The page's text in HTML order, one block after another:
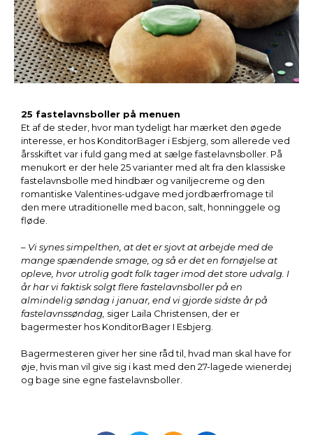
25 fastelavnsboller på menuen
Et af de steder, hvor man tydeligt har mærket den øgede
interesse, er hos KonditorBager i Esbjerg, som allerede ved
årsskiftet var i fuld gang med at sælge fastelavnsboller. På
menukort er der hele 25 varianter med alt fra den klassiske
fastelavnsbolle med hindbær og vaniljecreme og den
romantiske Valentines-udgave med jordbærfromage til
den mere utraditionelle med bacon, salt, honninggele og
fløde.
– Vi synes simpelthen, at det er sjovt at arbejde med de
mange spændende smage, og så er det en fornøjelse at
opleve, hvor utrolig godt folk tager imod det store udvalg. I
år har vi faktisk solgt flere fastelavnsboller på en
almindelig søndag i januar, end vi gjorde sidste år på
fastelavnssøndag, siger Laila Christensen, der er
bagermester hos KonditorBager I Esbjerg.
Bagermesteren giver her sine råd til, hvad man skal have for
øje, hvis man vil give sig i kast med den 27-lagede wienerdej
og bage sine egne fastelavnsboller.